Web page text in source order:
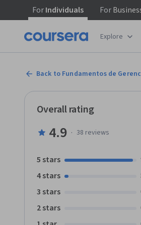
ForIndividuals For
Explore
Back to Fundamentos de
Overall rating
4.9 · 38 reviews
5 stars
4 stars
3 stars
2 stars